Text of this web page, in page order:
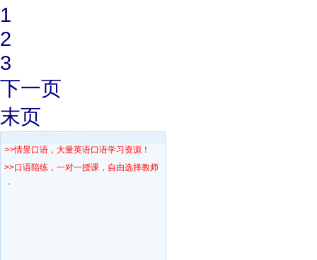
1
2
3
下一页
末页
>>情景口语，大量英语口语学习资源！
>>口语陪练，一对一授课，自由选择教师！